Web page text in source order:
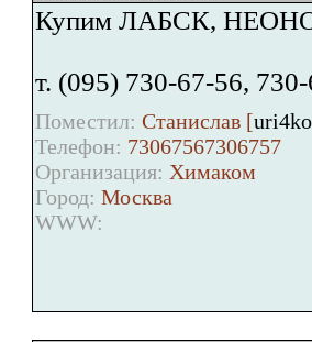
Купим ЛАБСК,
т. (095) 730-67-56,
Поместил: Станислав [
Телефон: 73067567306757
Организация: Химаком
Город: Москва
WWW: